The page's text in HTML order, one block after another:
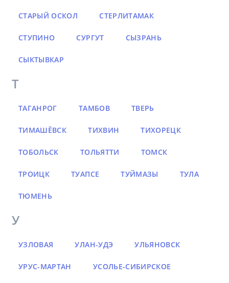
СТАРЫЙ ОСКОЛ СТЕРЛИТАМАК
СТУПИНО СУРГУТ СЫЗРАНЬ
СЫКТЫВКАР
Т
ТАГАНРОГ ТАМБОВ ТВЕРЬ
ТИМАШЁВСК ТИХВИН ТИХОРЕЦК
ТОБОЛЬСК ТОЛЬЯТТИ ТОМСК
ТРОИЦК ТУАПСЕ ТУЙМАЗЫ ТУЛА
ТЮМЕНЬ
У
УЗЛОВАЯ УЛАН-УДЭ УЛЬЯНОВСК
УРУС-МАРТАН УСОЛЬЕ-СИБИРСКОЕ